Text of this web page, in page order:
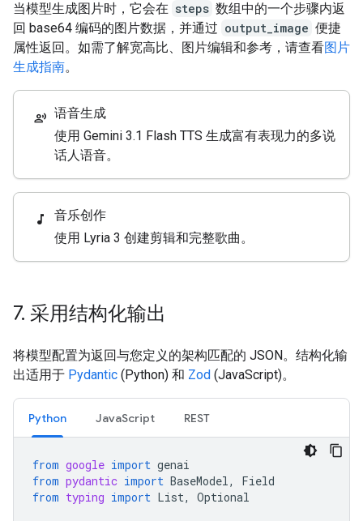
当模型生成图片时，它会在 steps 数组中的一个步骤内返
回 base64 编码的图片数据，并通过 output_image 便捷
属性返回。如需了解宽高比、图片编辑和参考，请查看图片
生成指南。
record_voice_over 语音生成
使用 Gemini 3.1 Flash TTS 生成富有表现力的多说
话人语音。
music_note
音乐创作
使用 Lyria 3 创建剪辑和完整歌曲。
7. 采用结构化输出
将模型配置为返回与您定义的架构匹配的 JSON。结构化输
出适用于 Pydantic (Python) 和 Zod (JavaScript)。
Python JavaScript REST
from google import genai
from pydantic import BaseModel,
Field
from typing import List, Optional